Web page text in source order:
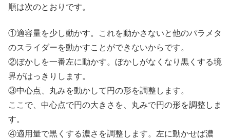
順は次のとおりです。
①適容量を少し動かす。これを動かさないと他のパラメタ
のスライダーを動かすことができないからです。
②ぼかしを一番左に動かす。ぼかしがなくなり黒くする境
界がはっきりします。
③中心点、丸みを動かして円の形を調整します。
ここで、中心点で円の大きさを、丸みで円の形を調整しま
す。
④適用量で黒くする濃さを調整します。左に動かせば濃